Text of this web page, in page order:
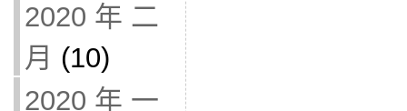
2020 年 二
月 (10)
2020 年 一